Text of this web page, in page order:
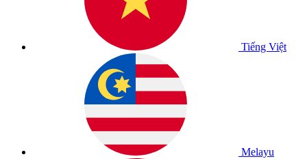
Tiếng Việt
Melayu